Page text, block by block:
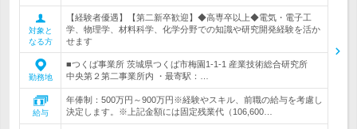
対象と
なる方
【経験者優遇】【第二新卒歓迎】◆高専卒以上◆電気・電子工
学、物理学、材料科学、化学分野での知識や研究開発経験を活か
せます
勤務地
■つくば事業所 茨城県つくば市梅園1-1-1 産業技術総合研究所
中央第２第二事業所内 ・最寄駅：…
給与
年俸制：500万円～900万円※経験やスキル、前職の給与を考慮し
決定します。※上記金額には固定残業代（106,600…